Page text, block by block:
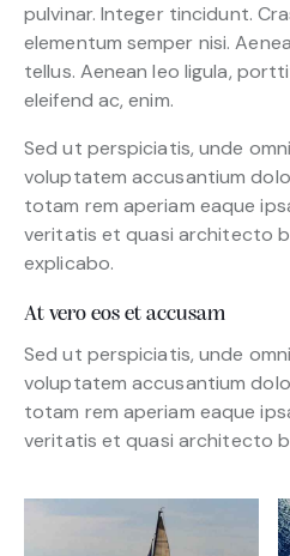
pulvinar. Integer tincidunt.
elementum semper nisi.
tellus. Aenean leo ligula,
eleifend ac, enim.
Sed ut perspiciatis, unde
voluptatem accusantium
totam rem aperiam eaque
veritatis et quasi architecto
explicabo.
At vero eos et accusam
Sed ut perspiciatis, unde
voluptatem accusantium
totam rem aperiam eaque
veritatis et quasi architecto